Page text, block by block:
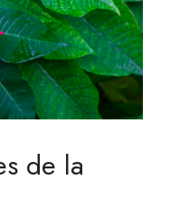
de la